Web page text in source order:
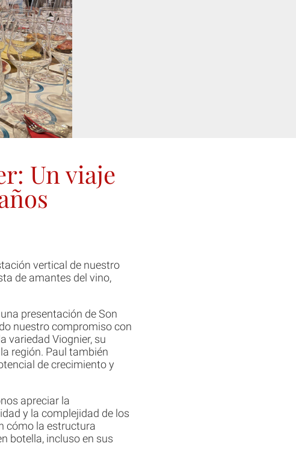
Un viaje
vertical de nuestro
de amantes del vino,
presentación de Son
nuestro compromiso con
variedad Viognier, su
región. Paul también
de crecimiento y
apreciar la
y la complejidad de los
cómo la estructura
botella, incluso en sus